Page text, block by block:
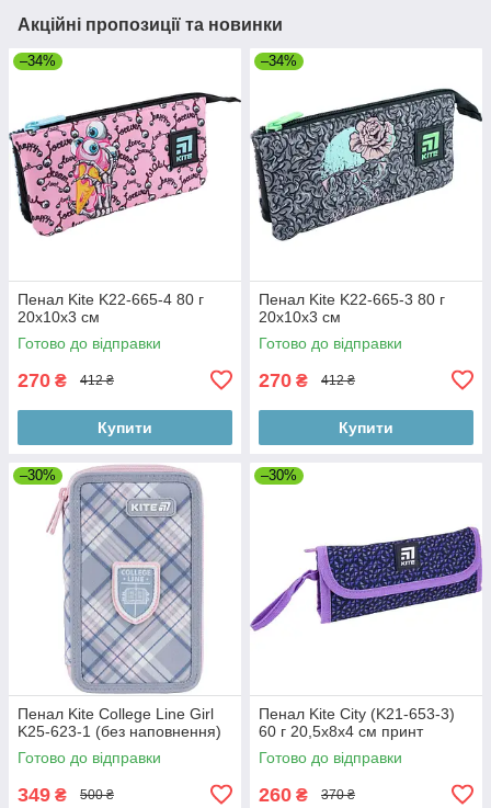
Акційні пропозиції та новинки
–34%
Пенал Kite K22-665-4 80 г
20x10x3 см
Готово до відправки
270 ₴ 412 ₴
Купити
–34%
Пенал Kite K22-665-3 80 г
20x10x3 см
Готово до відправки
270 ₴ 412 ₴
Купити
–30%
Пенал Kite College Line Girl
K25-623-1 (без наповнення)
Готово до відправки
349 ₴ 500 ₴
–30%
Пенал Kite City (K21-653-3)
60 г 20,5x8x4 см принт
Готово до відправки
260 ₴ 370 ₴